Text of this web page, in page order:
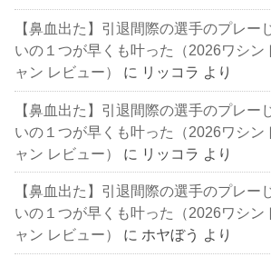
【鼻血出た】引退間際の選手のプレー
いの１つが早くも叶った（2026ワシン
ャン レビュー）
に リッコラ より
【鼻血出た】引退間際の選手のプレー
いの１つが早くも叶った（2026ワシン
ャン レビュー）
に リッコラ より
【鼻血出た】引退間際の選手のプレー
いの１つが早くも叶った（2026ワシン
ャン レビュー）
に ホヤぼう より